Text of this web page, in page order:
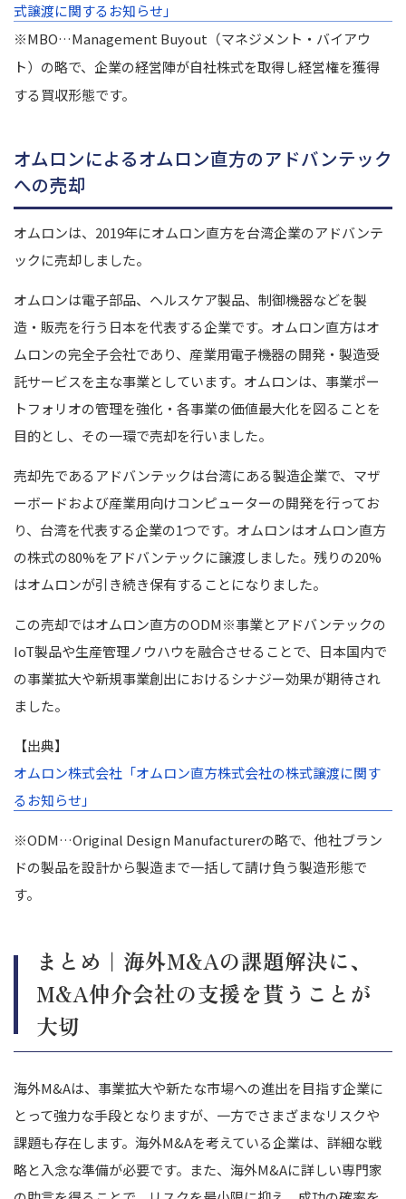
式譲渡に関するお知らせ」
※MBO…Management Buyout（マネジメント・バイアウ
ト）の略で、企業の経営陣が自社株式を取得し経営権を獲得
する買収形態です。
オムロンによるオムロン直方のアドバンテック
への売却
オムロンは、2019年にオムロン直方を台湾企業のアドバンテ
ックに売却しました。
オムロンは電子部品、ヘルスケア製品、制御機器などを製
造・販売を行う日本を代表する企業です。 オムロン直方はオ
ムロンの完全子会社であり、産業用電子機器の開発・製造受
託サービスを主な事業としています。 オムロンは、事業ポー
トフォリオの管理を強化・各事業の価値最大化を図ることを
目的とし、その一環で売却を行いました。
売却先であるアドバンテックは台湾にある製造企業で、マザ
ーボードおよび産業用向けコンピューターの開発を行ってお
り、台湾を代表する企業の1つです。 オムロンはオムロン直方
の株式の80%をアドバンテックに譲渡しました。残りの20%
はオムロンが引き続き保有することになりました。
この売却ではオムロン直方のODM※事業とアドバンテックの
IoT製品や生産管理ノウハウを融合させることで、日本国内で
の事業拡大や新規事業創出におけるシナジー効果が期待され
ました。
【出典】
オムロン株式会社「オムロン直方株式会社の株式譲渡に関す
るお知らせ」
※ODM…Original Design Manufacturerの略で、他社ブラン
ドの製品を設計から製造まで一括して請け負う製造形態で
す。
まとめ｜海外M&Aの課題解決に、
M&A仲介会社の支援を貰うことが
大切
海外M&Aは、事業拡大や新たな市場への進出を目指す企業に
とって強力な手段となりますが、一方でさまざまなリスクや
課題も存在します。 海外M&Aを考えている企業は、詳細な戦
略と入念な準備が必要です。また、海外M&Aに詳しい専門家